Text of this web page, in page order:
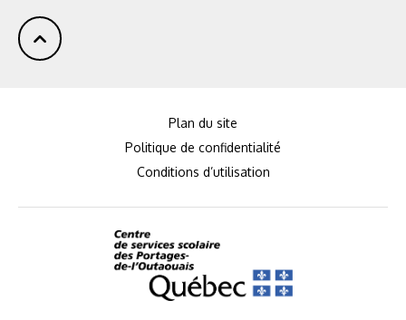
Plan du site
Politique de confidentialité
Conditions d’utilisation